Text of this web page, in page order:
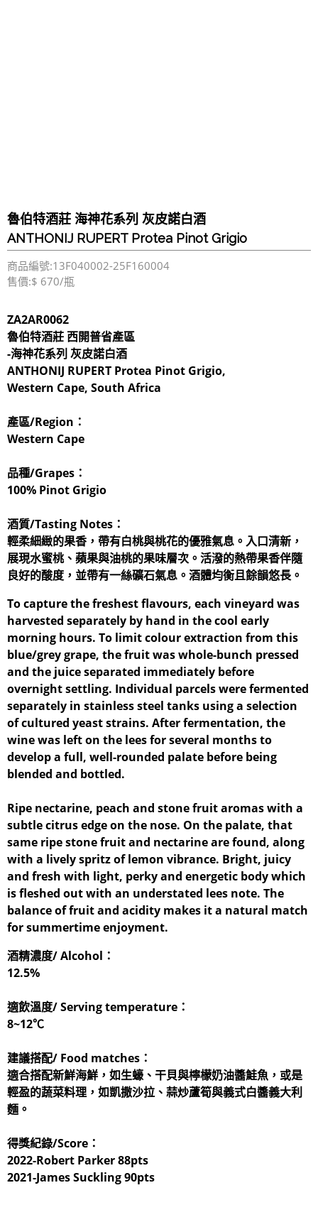
魯伯特酒莊 海神花系列 灰皮諾白酒
ANTHONIJ RUPERT Protea Pinot Grigio
商品編號:13F040002-25F160004
售價:$ 670/瓶
ZA2AR0062
魯伯特酒莊 西開普省產區
-海神花系列 灰皮諾白酒
ANTHONIJ RUPERT Protea Pinot Grigio,
Western Cape, South Africa
產區/Region：
Western Cape
品種/Grapes：
100% Pinot Grigio
酒質/Tasting Notes：
輕柔細緻的果香，帶有白桃與桃花的優雅氣息。入口清新，
展現水蜜桃、蘋果與油桃的果味層次。活潑的熱帶果香伴隨
良好的酸度，並帶有一絲礦石氣息。酒體均衡且餘韻悠長。
To capture the freshest flavours, each vineyard was
harvested separately by hand in the cool early
morning hours. To limit colour extraction from this
blue/grey grape, the fruit was whole-bunch pressed
and the juice separated immediately before
overnight settling. Individual parcels were fermented
separately in stainless steel tanks using a selection
of cultured yeast strains. After fermentation, the
wine was left on the lees for several months to
develop a full, well-rounded palate before being
blended and bottled.
Ripe nectarine, peach and stone fruit aromas with a
subtle citrus edge on the nose. On the palate, that
same ripe stone fruit and nectarine are found, along
with a lively spritz of lemon vibrance. Bright, juicy
and fresh with light, perky and energetic body which
is fleshed out with an understated lees note. The
balance of fruit and acidity makes it a natural match
for summertime enjoyment.
酒精濃度/ Alcohol：
12.5%
適飲溫度/ Serving temperature：
8~12℃
建議搭配/ Food matches：
適合搭配新鮮海鮮，如生蠔、干貝與檸檬奶油醬鮭魚，或是
輕盈的蔬菜料理，如凱撒沙拉、蒜炒蘆筍與義式白醬義大利
麵。
得獎紀錄/Score：
2022-Robert Parker 88pts
2021-James Suckling 90pts